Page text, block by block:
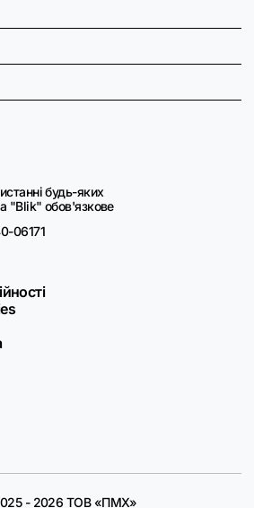
будь-яких
"Blik" обов'язкове
06171
- 2026 ТОВ «ПМХ»